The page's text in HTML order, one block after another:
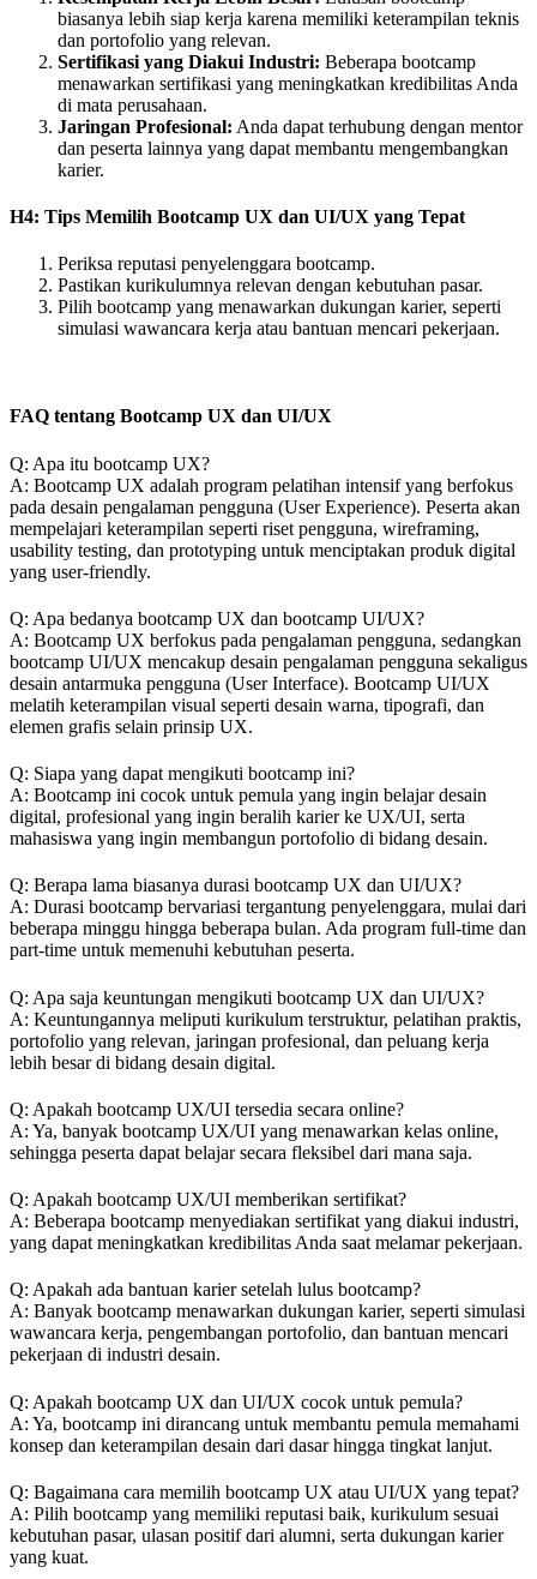
biasanya lebih siap kerja karena memiliki keterampilan teknis
dan portofolio yang relevan.
Sertifikasi yang Diakui Industri: Beberapa bootcamp
menawarkan sertifikasi yang meningkatkan kredibilitas Anda
di mata perusahaan.
Jaringan Profesional: Anda dapat terhubung dengan mentor
dan peserta lainnya yang dapat membantu mengembangkan
karier.
H4: Tips Memilih Bootcamp UX dan UI/UX yang Tepat
Periksa reputasi penyelenggara bootcamp.
Pastikan kurikulumnya relevan dengan kebutuhan pasar.
Pilih bootcamp yang menawarkan dukungan karier, seperti
simulasi wawancara kerja atau bantuan mencari pekerjaan.
FAQ tentang Bootcamp UX dan UI/UX
Q: Apa itu bootcamp UX?
A: Bootcamp UX adalah program pelatihan intensif yang berfokus
pada desain pengalaman pengguna (User Experience). Peserta akan
mempelajari keterampilan seperti riset pengguna, wireframing,
usability testing, dan prototyping untuk menciptakan produk digital
yang user-friendly.
Q: Apa bedanya bootcamp UX dan bootcamp UI/UX?
A: Bootcamp UX berfokus pada pengalaman pengguna, sedangkan
bootcamp UI/UX mencakup desain pengalaman pengguna sekaligus
desain antarmuka pengguna (User Interface). Bootcamp UI/UX
melatih keterampilan visual seperti desain warna, tipografi, dan
elemen grafis selain prinsip UX.
Q: Siapa yang dapat mengikuti bootcamp ini?
A: Bootcamp ini cocok untuk pemula yang ingin belajar desain
digital, profesional yang ingin beralih karier ke UX/UI, serta
mahasiswa yang ingin membangun portofolio di bidang desain.
Q: Berapa lama biasanya durasi bootcamp UX dan UI/UX?
A: Durasi bootcamp bervariasi tergantung penyelenggara, mulai dari
beberapa minggu hingga beberapa bulan. Ada program full-time dan
part-time untuk memenuhi kebutuhan peserta.
Q: Apa saja keuntungan mengikuti bootcamp UX dan UI/UX?
A: Keuntungannya meliputi kurikulum terstruktur, pelatihan praktis,
portofolio yang relevan, jaringan profesional, dan peluang kerja
lebih besar di bidang desain digital.
Q: Apakah bootcamp UX/UI tersedia secara online?
A: Ya, banyak bootcamp UX/UI yang menawarkan kelas online,
sehingga peserta dapat belajar secara fleksibel dari mana saja.
Q: Apakah bootcamp UX/UI memberikan sertifikat?
A: Beberapa bootcamp menyediakan sertifikat yang diakui industri,
yang dapat meningkatkan kredibilitas Anda saat melamar pekerjaan.
Q: Apakah ada bantuan karier setelah lulus bootcamp?
A: Banyak bootcamp menawarkan dukungan karier, seperti simulasi
wawancara kerja, pengembangan portofolio, dan bantuan mencari
pekerjaan di industri desain.
Q: Apakah bootcamp UX dan UI/UX cocok untuk pemula?
A: Ya, bootcamp ini dirancang untuk membantu pemula memahami
konsep dan keterampilan desain dari dasar hingga tingkat lanjut.
Q: Bagaimana cara memilih bootcamp UX atau UI/UX yang tepat?
A: Pilih bootcamp yang memiliki reputasi baik, kurikulum sesuai
kebutuhan pasar, ulasan positif dari alumni, serta dukungan karier
yang kuat.